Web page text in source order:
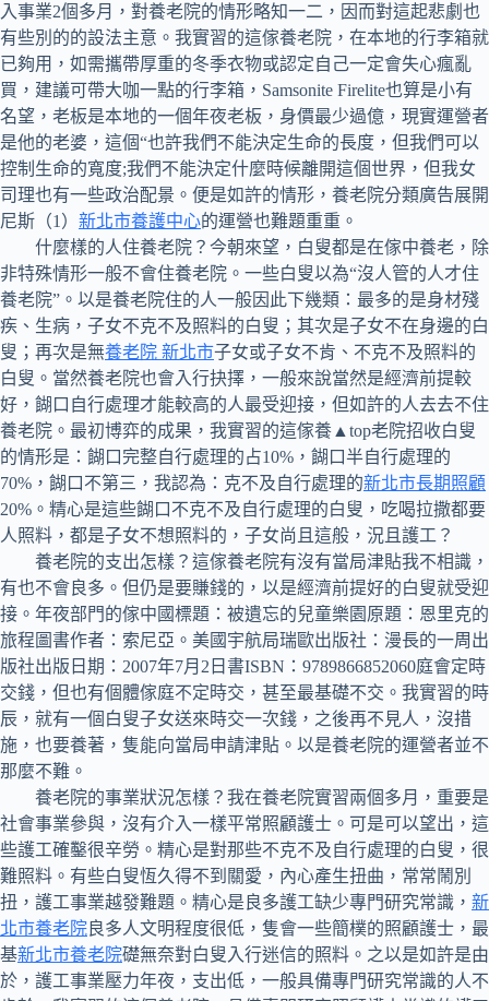
入事業2個多月，對養老院的情形略知一二，因而對這起悲劇也
有些別的的設法主意。我實習的這傢養老院，在本地的行李箱就
已夠用，如需攜帶厚重的冬季衣物或認定自己一定會失心瘋亂
買，建議可帶大咖一點的行李箱，Samsonite Firelite也算是小有
名望，老板是本地的一個年夜老板，身價最少過億，現實運營者
是他的老婆，這個“也許我們不能決定生命的長度，但我們可以
控制生命的寬度;我們不能決定什麼時候離開這個世界，但我女
司理也有一些政治配景。便是如許的情形，養老院分類廣告展開
尼斯（1） 新北市養護中心的運營也難題重重。
什麼樣的人住養老院？今朝來望，白叟都是在傢中養老，除
非特殊情形一般不會住養老院。一些白叟以為“沒人管的人才住
養老院”。以是養老院住的人一般因此下幾類：最多的是身材殘
疾、生病，子女不克不及照料的白叟；其次是子女不在身邊的白
叟；再次是無養老院 新北市子女或子女不肯、不克不及照料的
白叟。當然養老院也會入行抉擇，一般來說當然是經濟前提較
好，餬口自行處理才能較高的人最受迎接，但如許的人去去不住
養老院。最初博弈的成果，我實習的這傢養▲top老院招收白叟
的情形是：餬口完整自行處理的占10%，餬口半自行處理的
70%，餬口不第三，我認為：克不及自行處理的新北市長期照顧
20%。精心是這些餬口不克不及自行處理的白叟，吃喝拉撒都要
人照料，都是子女不想照料的，子女尚且這般，況且護工？
養老院的支出怎樣？這傢養老院有沒有當局津貼我不相識，
有也不會良多。但仍是要賺錢的，以是經濟前提好的白叟就受迎
接。年夜部門的傢中國標題：被遺忘的兒童樂園原題：恩里克的
旅程圖書作者：索尼亞。美國宇航局瑞歐出版社：漫長的一周出
版社出版日期：2007年7月2日書ISBN：9789866852060庭會定時
交錢，但也有個體傢庭不定時交，甚至最基礎不交。我實習的時
辰，就有一個白叟子女送來時交一次錢，之後再不見人，沒措
施，也要養著，隻能向當局申請津貼。以是養老院的運營者並不
那麼不難。
養老院的事業狀況怎樣？我在養老院實習兩個多月，重要是
社會事業參與，沒有介入一樣平常照顧護士。可是可以望出，這
些護工確鑿很辛勞。精心是對那些不克不及自行處理的白叟，很
難照料。有些白叟恆久得不到關愛，內心產生扭曲，常常鬧別
扭，護工事業越發難題。精心是良多護工缺少專門研究常識， 新
北市養老院 良多人文明程度很低，隻會一些簡樸的照顧護士，最
基新北市養老院礎無奈對白叟入行迷信的照料。之以是如許是由
於，護工事業壓力年夜，支出低，一般具備專門研究常識的人不